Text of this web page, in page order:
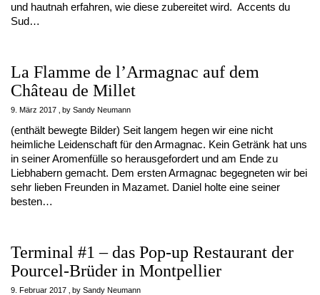
und hautnah erfahren, wie diese zubereitet wird. Accents du
Sud…
La Flamme de l’Armagnac auf dem
Château de Millet
9. März 2017 by Sandy Neumann
(enthält bewegte Bilder) Seit langem hegen wir eine nicht
heimliche Leidenschaft für den Armagnac. Kein Getränk hat uns
in seiner Aromenfülle so herausgefordert und am Ende zu
Liebhabern gemacht. Dem ersten Armagnac begegneten wir bei
sehr lieben Freunden in Mazamet. Daniel holte eine seiner
besten…
Terminal #1 – das Pop-up Restaurant der
Pourcel-Brüder in Montpellier
9. Februar 2017 by Sandy Neumann